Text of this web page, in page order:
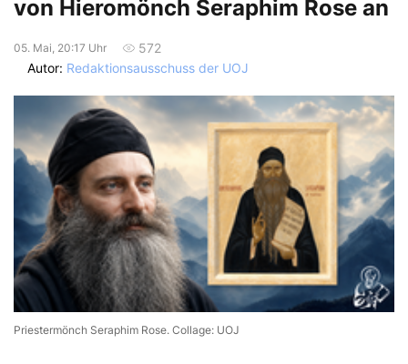
von Hieromönch Seraphim Rose an
05. Mai, 20:17 Uhr
572
Autor: Redaktionsausschuss der UOJ
Priestermönch Seraphim Rose. Collage: UOJ